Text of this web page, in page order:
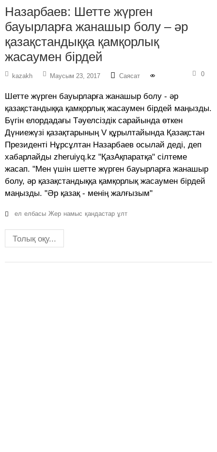
Назарбаев: Шетте жүрген
бауырларға жанашыр болу – әр
қазақстандыққа қамқорлық
жасаумен бірдей
kazakh Маусым 23, 2017 Саясат 0
Шетте жүрген бауырларға жанашыр болу - әр
қазақстандыққа қамқорлық жасаумен бірдей маңызды.
Бүгін елордадағы Тәуелсіздік сарайында өткен
Дүниежүзі қазақтарының V құрылтайында Қазақстан
Президенті Нұрсұлтан Назарбаев осылай деді, деп
хабарлайды zheruiyq.kz "ҚазАқпаратқа" сілтеме
жасап. "Мен үшін шетте жүрген бауырларға жанашыр
болу, әр қазақстандыққа қамқорлық жасаумен бірдей
маңызды. "Әр қазақ - менің жалғызым"
ел елбасы Жер намыс қандастар ұлт
Толық оқу...